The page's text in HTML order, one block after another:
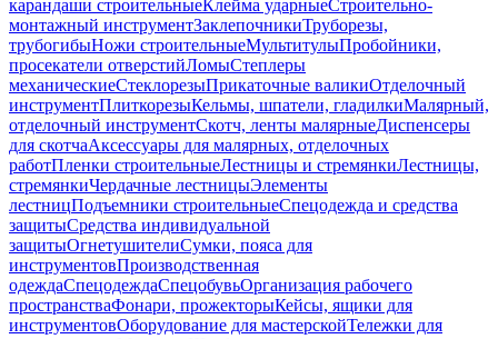
карандаши строительныеКлейма ударныеСтроительно-
монтажный инструментЗаклепочникиТруборезы,
трубогибыНожи строительныеМультитулыПробойники,
просекатели отверстийЛомыСтеплеры
механическиеСтеклорезыПрикаточные валикиОтделочный
инструментПлиткорезыКельмы, шпатели, гладилкиМалярный,
отделочный инструментСкотч, ленты малярныеДиспенсеры
для скотчаАксессуары для малярных, отделочных
работПленки строительныеЛестницы и стремянкиЛестницы,
стремянкиЧердачные лестницыЭлементы
лестницПодъемники строительныеСпецодежда и средства
защитыСредства индивидуальной
защитыОгнетушителиСумки, пояса для
инструментовПроизводственная
одеждаСпецодеждаСпецобувьОрганизация рабочего
пространстваФонари, прожекторыКейсы, ящики для
инструментовОборудование для мастерскойТележки для